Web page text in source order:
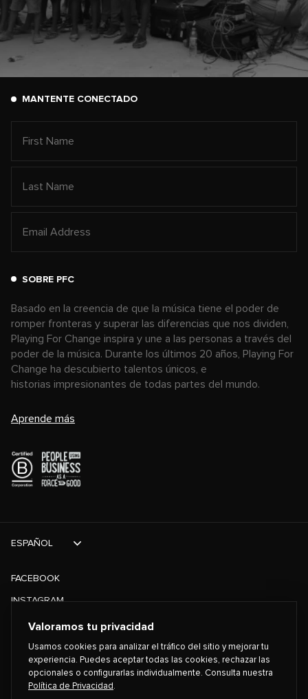
MANTENTE CONECTADO
SOBRE PFC
Basado en la creencia de que la música tiene el poder de
romper fronteras y superar las diferencias que nos dividen,
Playing For Change inspira y une a las personas a través del
poder de la música. Durante los últimos 20 años, Playing For
Change ha descubierto talentos únicos, e
historias impresionantes de todas partes del mundo.
Aprende más
©2026 PLAYING FOR CHANGE
FACEBOOK
INSTAGRAM
TIKTOK
TWITTER
ESPAÑOL
Valoramos tu privacidad
Usamos cookies para analizar el tráfico del sitio y mejorar tu
experiencia. Puedes aceptar todas las cookies, rechazar las
opcionales o configurarlas individualmente. Consulta nuestra
Política de Privacidad .